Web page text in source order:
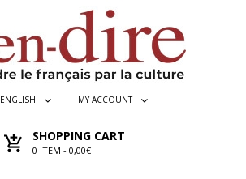
ENGLISH MY ACCOUNT
SHOPPING CART
0 ITEM - 0,00€